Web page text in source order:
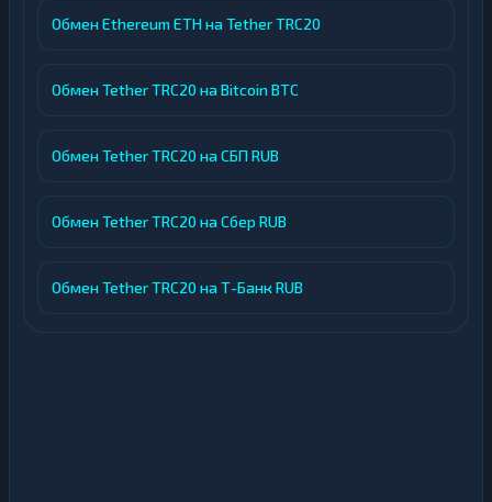
Обмен Ethereum ETH на Tether TRC20
Обмен Tether TRC20 на Bitcoin BTC
Обмен Tether TRC20 на СБП RUB
Обмен Tether TRC20 на Сбер RUB
Обмен Tether TRC20 на Т-Банк RUB